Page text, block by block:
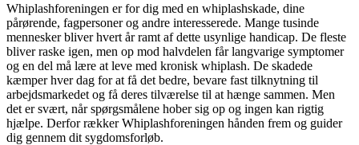
Whiplashforeningen er for dig med en whiplashskade, dine
pårørende, fagpersoner og andre interesserede. Mange tusinde
mennesker bliver hvert år ramt af dette usynlige handicap. De fleste
bliver raske igen, men op mod halvdelen får langvarige symptomer
og en del må lære at leve med kronisk whiplash. De skadede
kæmper hver dag for at få det bedre, bevare fast tilknytning til
arbejdsmarkedet og få deres tilværelse til at hænge sammen. Men
det er svært, når spørgsmålene hober sig op og ingen kan rigtig
hjælpe. Derfor rækker Whiplashforeningen hånden frem og guider
dig gennem dit sygdomsforløb.